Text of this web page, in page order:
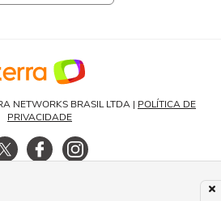
NETWORKS BRASIL LTDA | POLÍTICA DE
PRIVACIDADE